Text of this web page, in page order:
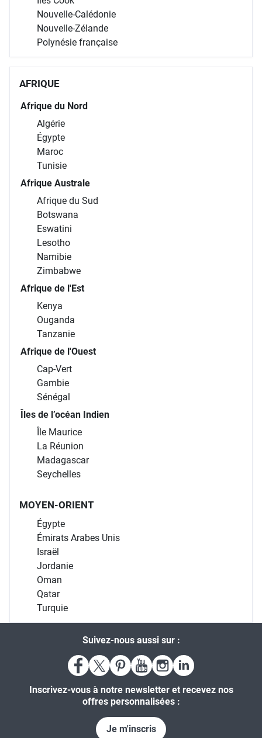
Nouvelle-Calédonie
Nouvelle-Zélande
Polynésie française
AFRIQUE
Afrique du Nord
Algérie
Égypte
Maroc
Tunisie
Afrique Australe
Afrique du Sud
Botswana
Eswatini
Lesotho
Namibie
Zimbabwe
Afrique de l'Est
Kenya
Ouganda
Tanzanie
Afrique de l'Ouest
Cap-Vert
Gambie
Sénégal
Îles de l’océan Indien
Île Maurice
La Réunion
Madagascar
Seychelles
MOYEN-ORIENT
Égypte
Émirats Arabes Unis
Israël
Jordanie
Oman
Qatar
Turquie
Suivez-nous aussi sur :
Inscrivez-vous à notre newsletter et recevez nos
offres personnalisées :
Je m'inscris